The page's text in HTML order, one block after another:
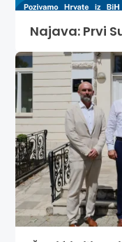
Najava: Prvi